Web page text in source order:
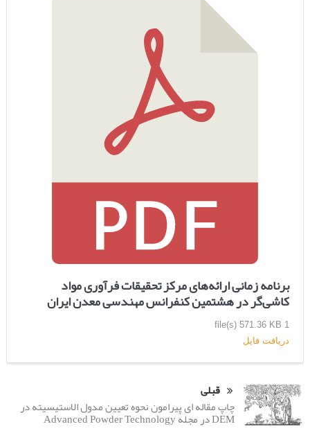
برنامه زمانی ارائه‌های مرکز تحقیقات فرآوری مواد
کاشی‌گر در هشتمین کنفرانس مهندسی معدن ایران
1 file(s)
571.36 KB
دریافت فایل
قبلی
چاپ مقاله ای پیرامون نحوه تعیین مدول الاستیسیته در
DEM در مجله Advanced Powder Technology